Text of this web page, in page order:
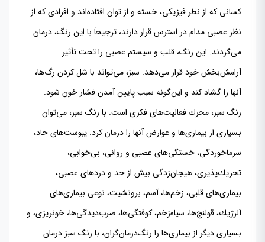
كسانی كه از نظر فیزیكی، خسته و از توان افتاده‌اند و افرادی كه از
نظر عصبی مدام در استرس قرار دارند، ترجیحاً با این رنگ، درمان
می‌گردند. این رنگ، قلب و سیستم عصبی را تحت تأثیر
آرامش‌بخش خود قرار می‌دهد. سبز، می‌تواند با شل كردن رگ‌ها،
آنها را گشاد كند و این‌گونه سبب پایین آمدن فشار خون شود.
رنگ سبز، محرك فعالیت‌های فكری است. با رنگ سبز، می‌توان
بسیاری از بیمار‌ی‌ها و عوارض آنها را درمان كرد. یبوست‌های حاد،
سرماخوردگی، خستگی‌های عصبی و روانی، بی‌خوابی،
تحریك‌پذیری، هیجان‌‌زدگی بیش از حد و دردهای عصبی،
بیماری‌های قلبی، زخم‌ها، آسم، برونشیت، نوعی بیماری‌های
آلرژیك، قولنج‌ها، سیاه‌زخم‌، كوفتگی‌ها، ضرب‌دیدگی‌ها، خونریزی‌، و
بسیاری دیگر از بیماری‌ها را رنگ‌درمان‌گران، با رنگ سبز درمان